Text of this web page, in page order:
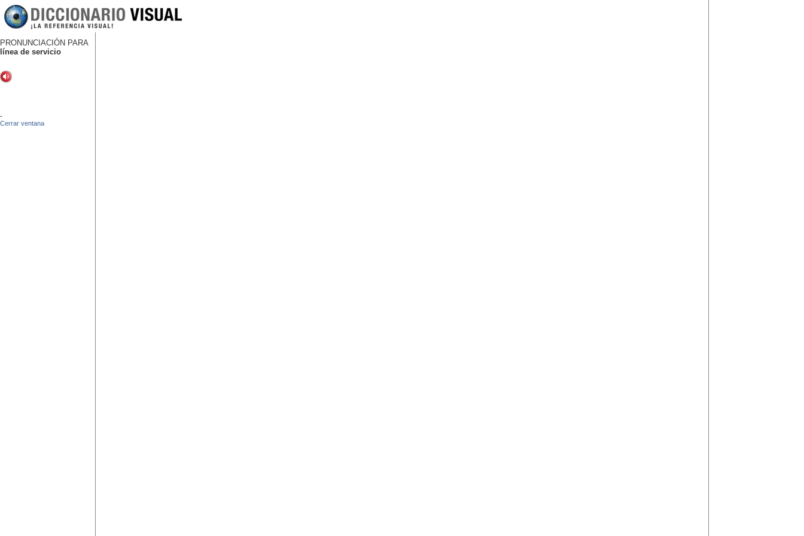
PRONUNCIACIÓN PARA
línea de servicio
-
Cerrar ventana